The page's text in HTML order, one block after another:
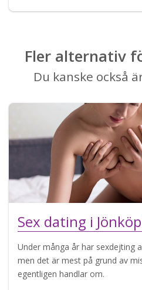
Fler alternativ
Du kanske också
Sex dating i
Under många år har sexdejting
men det är mest på grund av
egentligen handlar om.